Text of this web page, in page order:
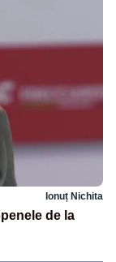
Ionuț Nichita
de la